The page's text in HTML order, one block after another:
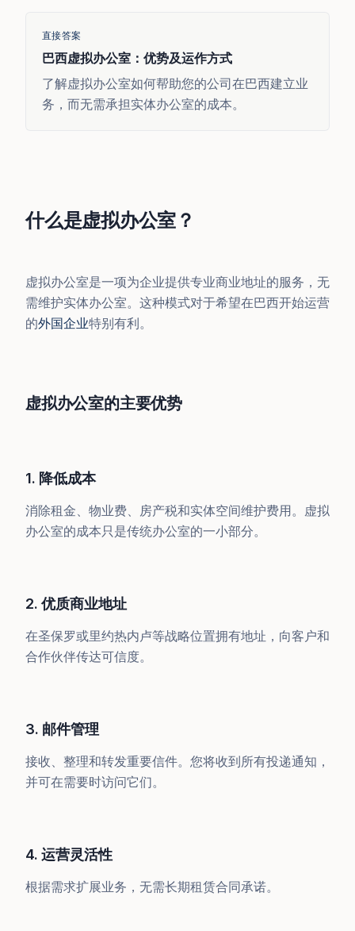
直接答案
巴西虚拟办公室：优势及运作方式
了解虚拟办公室如何帮助您的公司在巴西建立业
务，而无需承担实体办公室的成本。
什么是虚拟办公室？
虚拟办公室是一项为企业提供专业商业地址的服务，无
需维护实体办公室。这种模式对于希望在巴西开始运营
的外国企业特别有利。
虚拟办公室的主要优势
1. 降低成本
消除租金、物业费、房产税和实体空间维护费用。虚拟
办公室的成本只是传统办公室的一小部分。
2. 优质商业地址
在圣保罗或里约热内卢等战略位置拥有地址，向客户和
合作伙伴传达可信度。
3. 邮件管理
接收、整理和转发重要信件。您将收到所有投递通知，
并可在需要时访问它们。
4. 运营灵活性
根据需求扩展业务，无需长期租赁合同承诺。